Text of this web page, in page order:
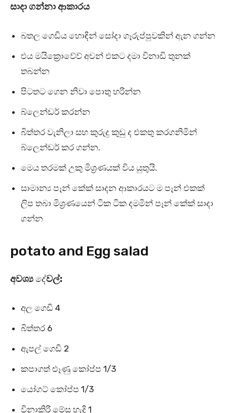
සාදා ගන්නා ආකාරය
බතල ගෙඩිය හොඳින් සෝදා ගෑරුප්පුවකින් ඇන ගන්න
එය මයික්‍රොවේව් අවන් එකට දමා විනාඩි තුනක්
තබන්න
පිටතට ගෙන නිවා පොතු හරින්න
බ්ලෙන්ඩර් කරන්න
බිත්තර වැනිලා සහ කුරුදු කුඩු ද එකතු කරගනිමින්
බ්ලෙන්ඩර් කර ගන්න.
මෙය තරමක් උකු මිශ්‍රණයක් විය යුතුයි.
සාමාන්‍ය පෑන් කේක් සාදන ආකාරයට ම පෑන් එකක්
ලිප තබා මිශ්‍රණයෙන් ටික ටික දමමින් පෑන් කේක් සාදා
ගන්න
potato and Egg salad
අවශ්‍යදේවල්:
අල ගෙඩි 4
බිත්තර 6
ඇපල් ගෙඩි 2
කපාගත් ළුෑණු කෝප්ප 1/3
යෝගට් කෝප්ප 1/3
විනාකිරි මේස හැදි 1